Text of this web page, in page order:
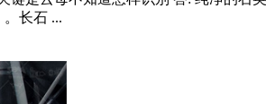
长石 ...